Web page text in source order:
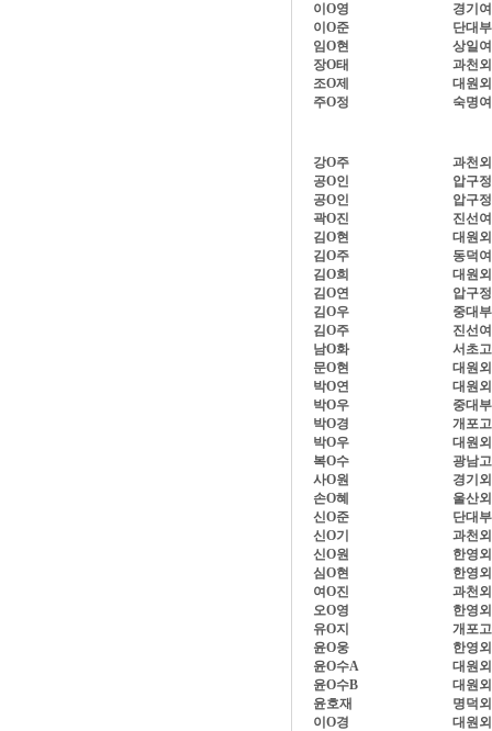
이O영
경기
이O준
단대
임O현
상일
장O태
과천
조O제
대원
주O정
숙명
강O주
과천
공O인
압구
공O인
압구
곽O진
진선
김O현
대원
김O주
동덕
김O희
대원
김O연
압구
김O우
중대
김O주
진선
남O화
서초고
문O현
대원
박O연
대원
박O우
중대
박O경
개포고
박O우
대원
복O수
광남고
사O원
경기
손O혜
울산
신O준
단대
신O기
과천
신O원
한영
심O현
한영
여O진
과천
오O영
한영
유O지
개포고
윤O웅
한영
윤O수A
대원
윤O수B
대원
윤호재
명덕
이O경
대원